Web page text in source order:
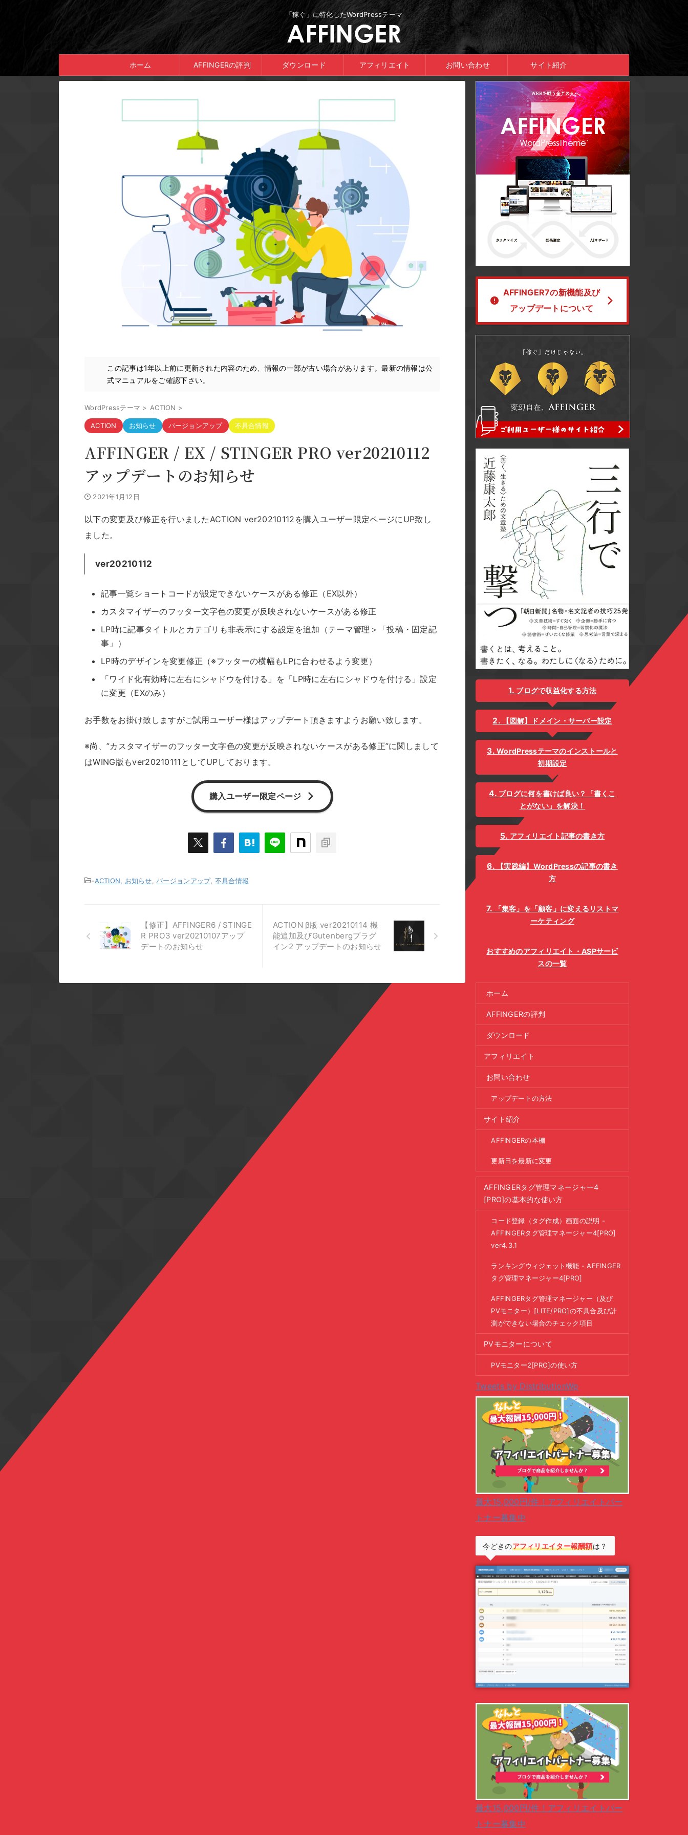
「稼ぐ」に特化したWordPressテーマ
ホーム AFFINGERの評判 ダウンロード アフィリエイト お問い合わせ サイト紹介
この記事は1年以上前に更新された内容のため、情報の一部が古い場合があります。最新の情報は公
式マニュアルをご確認下さい。
WordPressテーマ > ACTION >
ACTION お知らせ バージョンアップ 不具合情報
AFFINGER / EX / STINGER PRO ver20210112
アップデートのお知らせ
2021年1月12日
以下の変更及び修正を行いましたACTION ver20210112を購入ユーザー限定ページにUP致し
ました。
ver20210112
記事一覧ショートコードが設定できないケースがある修正（EX以外）
カスタマイザーのフッター文字色の変更が反映されないケースがある修正
LP時に記事タイトルとカテゴリも非表示にする設定を追加（テーマ管理＞「投稿・固定記
事」）
LP時のデザインを変更修正（※フッターの横幅もLPに合わせるよう変更）
「ワイド化有効時に左右にシャドウを付ける」を「LP時に左右にシャドウを付ける」設定
に変更（EXのみ）
お手数をお掛け致しますがご試用ユーザー様はアップデート頂きますようお願い致します。
※尚、”カスタマイザーのフッター文字色の変更が反映されないケースがある修正”に関しまして
はWING版もver20210111としてUPしております。
購入ユーザー限定ページ
-ACTION お知らせ ,バージョンアップ, 不具合情報
【修正】AFFINGER6 / STINGE
R PRO3 ver20210107アップ
デートのお知らせ
ACTION β版 ver20210114 機
能追加及びGutenbergプラグ
イン2 アップデートのお知らせ
AFFINGER7の新機能及び
アップデートについて
ブログで収益化する方法
【図解】ドメイン・サーバー設定
WordPressテーマのインストールと
初期設定
ブログに何を書けば良い？「書くこ
とがない」を解決！
アフィリエイト記事の書き方
【実践編】WordPressの記事の書き
方
「集客」を「顧客」に変えるリストマ
ーケティング
おすすめのアフィリエイト・ASPサービ
スの一覧
ホーム
AFFINGERの評判
ダウンロード
アフィリエイト
お問い合わせ
アップデートの方法
サイト紹介
AFFINGERの本棚
更新日を最新に変更
AFFINGERタグ管理マネージャー4
[PRO]の基本的な使い方
コード登録（タグ作成）画面の説明 -
AFFINGERタグ管理マネージャー4[PRO]
ver4.3.1
ランキングウィジェット機能 - AFFINGER
タグ管理マネージャー4[PRO]
AFFINGERタグ管理マネージャー（及び
PVモニター）[LITE/PRO]の不具合及び計
測ができない場合のチェック項目
PVモニターについて
PVモニター2[PRO]の使い方
Tweets by DistributionWp
最大15,000円/件！アフィリエイトパー
トナー募集中
今どきのアフィリエイター報酬額は？
最大15,000円/件！アフィリエイトパー
トナー募集中